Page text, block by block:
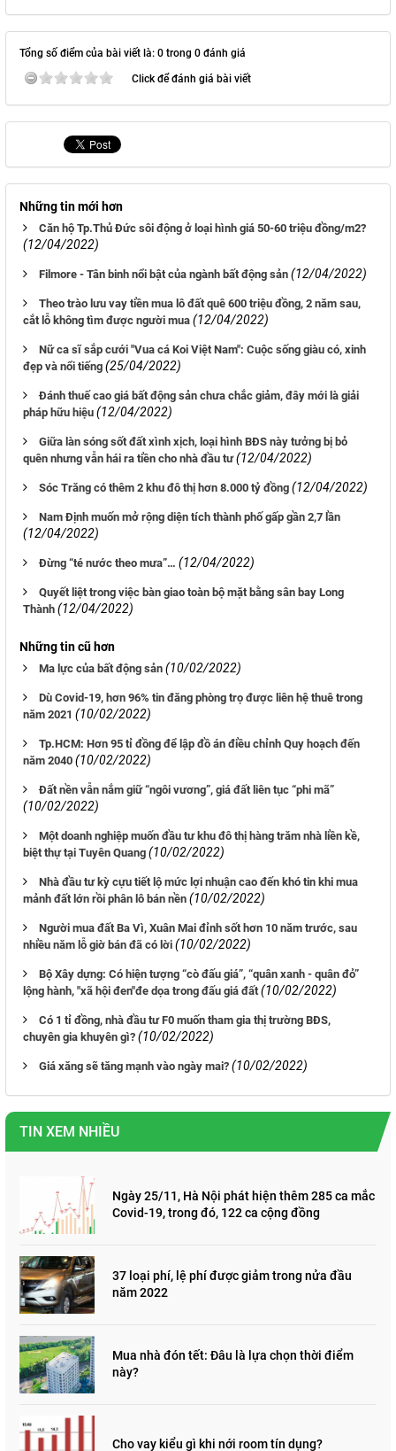
Tổng số điểm của bài viết là: 0 trong 0 đánh giá
Click để đánh giá bài viết
Những tin mới hơn
Căn hộ Tp.Thủ Đức sôi động ở loại hình giá 50-60 triệu đồng/m2?
(12/04/2022)
Filmore - Tân binh nổi bật của ngành bất động sản (12/04/2022)
Theo trào lưu vay tiền mua lô đất quê 600 triệu đồng, 2 năm sau,
cắt lỗ không tìm được người mua (12/04/2022)
Nữ ca sĩ sắp cưới "Vua cá Koi Việt Nam": Cuộc sống giàu có, xinh
đẹp và nổi tiếng (25/04/2022)
Đánh thuế cao giá bất động sản chưa chắc giảm, đây mới là giải
pháp hữu hiệu (12/04/2022)
Giữa làn sóng sốt đất xình xịch, loại hình BĐS này tưởng bị bỏ
quên nhưng vẫn hái ra tiền cho nhà đầu tư (12/04/2022)
Sóc Trăng có thêm 2 khu đô thị hơn 8.000 tỷ đồng (12/04/2022)
Nam Định muốn mở rộng diện tích thành phố gấp gần 2,7 lần
(12/04/2022)
Đừng “té nước theo mưa”… (12/04/2022)
Quyết liệt trong việc bàn giao toàn bộ mặt bằng sân bay Long
Thành (12/04/2022)
Những tin cũ hơn
Ma lực của bất động sản (10/02/2022)
Dù Covid-19, hơn 96% tin đăng phòng trọ được liên hệ thuê trong
năm 2021 (10/02/2022)
Tp.HCM: Hơn 95 tỉ đồng để lập đồ án điều chỉnh Quy hoạch đến
năm 2040 (10/02/2022)
Đất nền vẫn nắm giữ “ngôi vương”, giá đất liên tục “phi mã”
(10/02/2022)
Một doanh nghiệp muốn đầu tư khu đô thị hàng trăm nhà liền kề,
biệt thự tại Tuyên Quang (10/02/2022)
Nhà đầu tư kỳ cựu tiết lộ mức lợi nhuận cao đến khó tin khi mua
mảnh đất lớn rồi phân lô bán nền (10/02/2022)
Người mua đất Ba Vì, Xuân Mai đỉnh sốt hơn 10 năm trước, sau
nhiều năm lỗ giờ bán đã có lời (10/02/2022)
Bộ Xây dựng: Có hiện tượng “cò đấu giá”, “quân xanh - quân đỏ”
lộng hành, "xã hội đen"đe dọa trong đấu giá đất (10/02/2022)
Có 1 tỉ đồng, nhà đầu tư F0 muốn tham gia thị trường BĐS,
chuyên gia khuyên gì? (10/02/2022)
Giá xăng sẽ tăng mạnh vào ngày mai? (10/02/2022)
TIN XEM NHIỀU
Ngày 25/11, Hà Nội phát hiện thêm 285 ca mắc
Covid-19, trong đó, 122 ca cộng đồng
37 loại phí, lệ phí được giảm trong nửa đầu
năm 2022
Mua nhà đón tết: Đâu là lựa chọn thời điểm
này?
Cho vay kiểu gì khi nới room tín dụng?